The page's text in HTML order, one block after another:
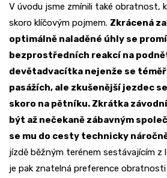
V úvodu jsme zmínili také obratnost,
skoro klíčovým pojmem. Zkrácená
optimálně naladěné úhly se
bezprostředních reakcí na
devětadvacítka nejenže se
pasážích, ale zkušenější jezdec
skoro na pětníku. Zkrátka
být až nečekaně zábavným
se mu do cesty technicky
jízdě běžným terénem sestávajícím z
je pak znatelná preference